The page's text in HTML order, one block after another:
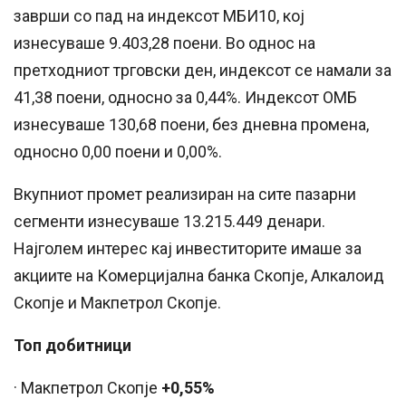
заврши со пад на индексот МБИ10, кој
изнесуваше 9.403,28 поени. Во однос на
претходниот трговски ден, индексот се намали за
41,38 поени, односно за 0,44%. Индексот ОМБ
изнесуваше 130,68 поени, без дневна промена,
односно 0,00 поени и 0,00%.
Вкупниот промет реализиран на сите пазарни
сегменти изнесуваше 13.215.449 денари.
Најголем интерес кај инвеститорите имаше за
акциите на Комерцијална банка Скопје, Алкалоид
Скопје и Макпетрол Скопје.
Топ добитници
· Макпетрол Скопје +0,55%